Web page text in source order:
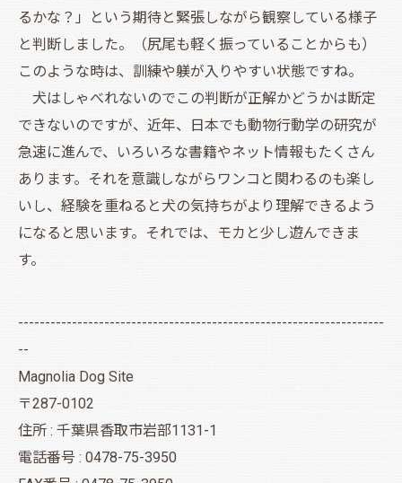
るかな？」という期待と緊張しながら観察している様子
と判断しました。（尻尾も軽く振っていることからも）
このような時は、訓練や躾が入りやすい状態ですね。
犬はしゃべれないのでこの判断が正解かどうかは断定
できないのですが、近年、日本でも動物行動学の研究が
急速に進んで、いろいろな書籍やネット情報もたくさん
あります。それを意識しながらワンコと関わるのも楽し
いし、経験を重ねると犬の気持ちがより理解できるよう
になると思います。それでは、モカと少し遊んできま
す。
--------------------------------------------------------------------
--
Magnolia Dog Site
〒287-0102
住所 : 千葉県香取市岩部1131-1
電話番号 : 0478-75-3950